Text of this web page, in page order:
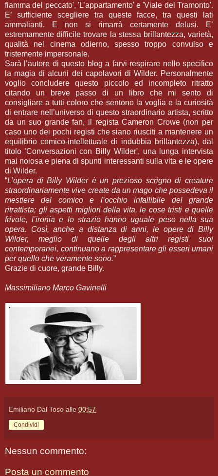
fiamma del peccato', 'L’appartamento' e 'Viale del Tramonto'.
E’ sufficiente scegliere tra queste facce, tra questi lati
ammalianti. E non si rimarrà certamente delusi. E’
estremamente difficile trovare la stessa brillantezza, varietà,
qualità nel cinema odierno, spesso troppo convulso e
tristemente impersonale.
Sarà l’autore di questo blog a farvi respirare nello specifico
la magia di alcuni dei capolavori di Wilder. Personalmente
voglio concludere questo piccolo ed incompleto ritratto
citando un breve passo di un libro che mi sento di
consigliare a tutti coloro che sentono la voglia e la curiosità
di entrare nell’universo di questo straordinario artista, scritto
da un suo grande fan, il regista Cameron Crowe (non per
caso uno dei pochi registi che siano riusciti a mantenere un
equilibrio comico-intellettuale di indubbia brillantezza), dal
titolo 'Conversazioni con Billy Wilder', una lunga intervista
mai noiosa e piena di spunti interessanti sulla vita e le opere
di Wilder.
“L’opera di Billy Wilder è un prezioso scrigno di creature
straordinariamente vive create da un mago che possedeva il
mestiere del comico e l’occhio infallibile del grande
ritrattista; gli aspetti migliori della vita, le cose tristi e quelle
frivole, l’ironia e lo strazio hanno uguale peso nella sua
opera. Così, anche a distanza di anni, le opere di Billy
Wilder, meglio di quelle degli altri registi suoi
contemporanei, continuano a rappresentare gli esseri umani
per quello che veramente sono.”
Grazie di cuore, grande Billy.
Massimiliano Marco Gavinelli
Emiliano Dal Toso alle 00:57
Condividi
Nessun commento:
Posta un commento